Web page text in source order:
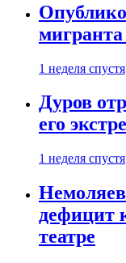
1 неделя спустя
Дуров
его
1 неделя спустя
дефицит
театре